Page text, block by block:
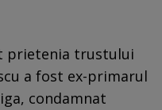
prietenia trustului
a fost ex-primarul
condamnat